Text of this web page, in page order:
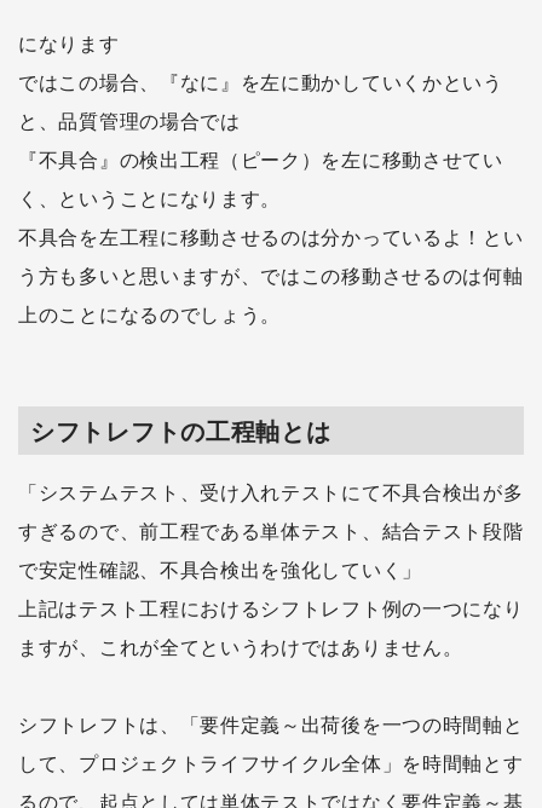
になります
ではこの場合、『なに』を左に動かしていくかという
と、品質管理の場合では
『不具合』の検出工程（ピーク）を左に移動させてい
く、ということになります。
不具合を左工程に移動させるのは分かっているよ！とい
う方も多いと思いますが、ではこの移動させるのは何軸
上のことになるのでしょう。
シフトレフトの工程軸とは
「システムテスト、受け入れテストにて不具合検出が多
すぎるので、前工程である単体テスト、結合テスト段階
で安定性確認、不具合検出を強化していく」
上記はテスト工程におけるシフトレフト例の一つになり
ますが、これが全てというわけではありません。
シフトレフトは、「要件定義～出荷後を一つの時間軸と
して、プロジェクトライフサイクル全体」を時間軸とす
るので、起点としては単体テストではなく要件定義～基